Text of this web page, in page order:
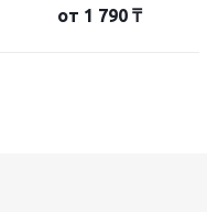
от 1 790 ₸